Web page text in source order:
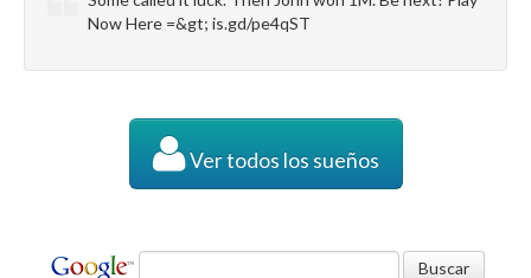
Now Here =&gt; is.gd/pe4qST
Ver todos los sueños